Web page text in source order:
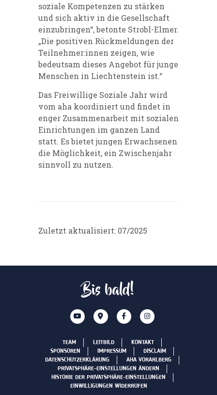
soziale Kompetenzen zu stärken
und sich aktiv in die Gesellschaft
einzubringen“, betonte Strobl-Elmer.
„Die positiven Rückmeldungen der
Teilnehmer:innen zeigen, wie
bedeutsam dieses Angebot für junge
Menschen in Liechtenstein ist.“
Das Freiwillige Soziale Jahr wird
vom aha koordiniert und findet in
enger Zusammenarbeit mit sozialen
Einrichtungen im ganzen Land
statt. Es bietet jungen Erwachsenen
die Möglichkeit, ein Zwischenjahr
sinnvoll zu nutzen.
Zuletzt aktualisiert: 07/2025
Bis bald!
TEAM LEITBILD
KONTAKT
SPONSOREN
IMPRESSUM
DISCLAIM
DATENSCHUTZERKLÄRUNG
AHA VORARLBERG
PRIVATSPHÄRE-EINSTELLUNGEN ÄNDERN
HISTORIE DER PRIVATSPHÄRE-EINSTELLUNGEN
EINWILLIGUNGEN WIDERRUFEN